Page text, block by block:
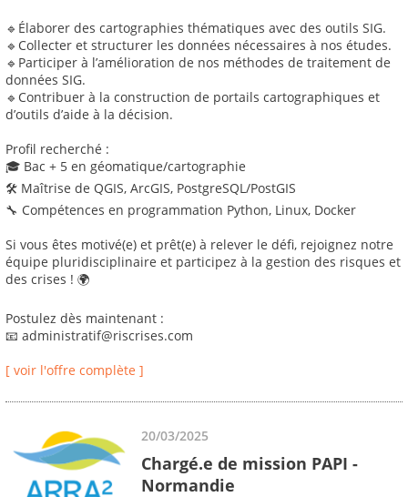
🔹Élaborer des cartographies thématiques avec des outils SIG.
🔹Collecter et structurer les données nécessaires à nos études.
🔹Participer à l’amélioration de nos méthodes de traitement de
données SIG.
🔹Contribuer à la construction de portails cartographiques et
d’outils d’aide à la décision.
Profil recherché :
🎓 Bac + 5 en géomatique/cartographie
🛠 Maîtrise de QGIS, ArcGIS, PostgreSQL/PostGIS
🔧 Compétences en programmation Python, Linux, Docker
Si vous êtes motivé(e) et prêt(e) à relever le défi, rejoignez notre
équipe pluridisciplinaire et participez à la gestion des risques et
des crises ! 🌍
Postulez dès maintenant :
📧 administratif@riscrises.com
[ voir l'offre complète ]
20/03/2025
Chargé.e de mission PAPI -
Normandie